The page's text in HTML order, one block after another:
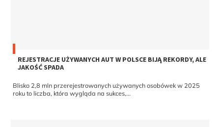
REJESTRACJE UŻYWANYCH AUT W POLSCE BIJĄ REKORDY, ALE
JAKOŚĆ SPADA
Blisko 2,8 mln przerejestrowanych używanych osobówek w 2025
roku to liczba, która wygląda na sukces,...